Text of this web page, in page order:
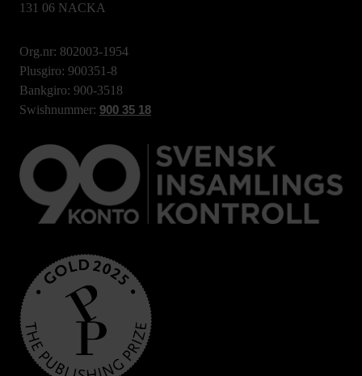
131 06 NACKA
Org.nr: 802003-1954
Plusgiro: 900351-8
Bankgiro: 900-3518
Swishnummer: 900 35 18